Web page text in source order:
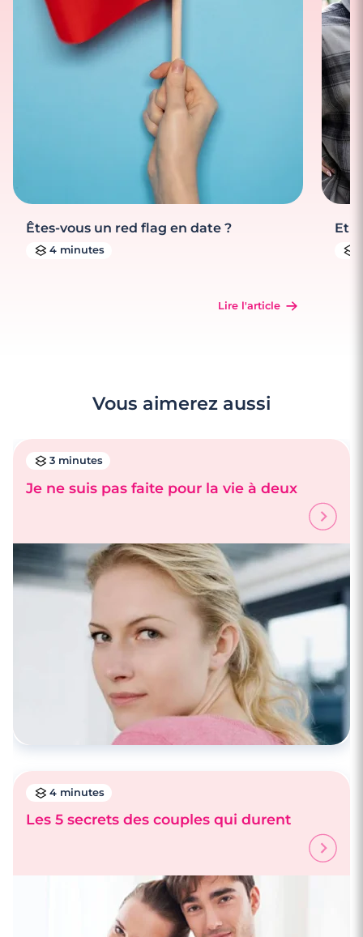
Êtes-vous un red flag en date ?
4 minutes
Lire l'article
Et
Vous aimerez aussi
3 minutes
Je ne suis pas faite pour la vie à deux
4 minutes
Les 5 secrets des couples qui durent